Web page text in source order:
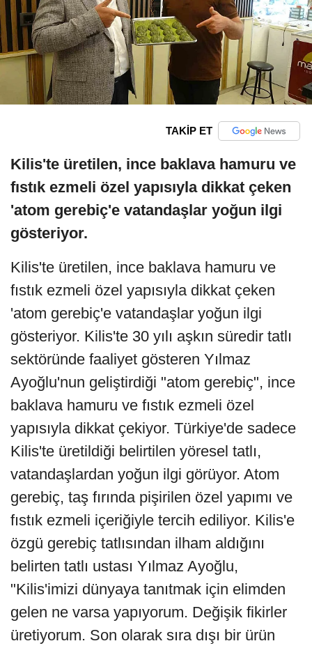
TAKİP ET
Kilis'te üretilen, ince baklava hamuru ve
fıstık ezmeli özel yapısıyla dikkat çeken
'atom gerebiç'e vatandaşlar yoğun ilgi
gösteriyor.
Kilis'te üretilen, ince baklava hamuru ve
fıstık ezmeli özel yapısıyla dikkat çeken
'atom gerebiç'e vatandaşlar yoğun ilgi
gösteriyor. Kilis'te 30 yılı aşkın süredir tatlı
sektöründe faaliyet gösteren Yılmaz
Ayoğlu'nun geliştirdiği "atom gerebiç", ince
baklava hamuru ve fıstık ezmeli özel
yapısıyla dikkat çekiyor. Türkiye'de sadece
Kilis'te üretildiği belirtilen yöresel tatlı,
vatandaşlardan yoğun ilgi görüyor. Atom
gerebiç, taş fırında pişirilen özel yapımı ve
fıstık ezmeli içeriğiyle tercih ediliyor. Kilis'e
özgü gerebiç tatlısından ilham aldığını
belirten tatlı ustası Yılmaz Ayoğlu,
"Kilis'imizi dünyaya tanıtmak için elimden
gelen ne varsa yapıyorum. Değişik fikirler
üretiyorum. Son olarak sıra dışı bir ürün